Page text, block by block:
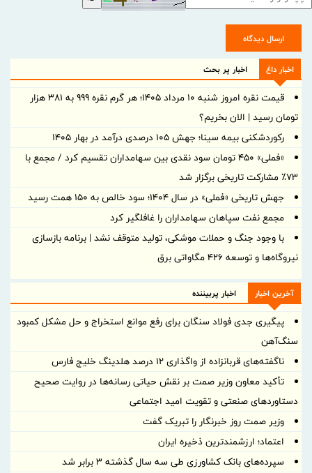
ارسال دیدگاه
اخبار داغ اخبار پر بحث
قیمت نقره امروز شنبه ۱۰ مرداد ۱۴۰۵؛ هر گرم نقره ۹۹۹ به ۳۸۱ هزار
تومان رسید | الان بخریم؟
رکوردشکنی بیمه سینا؛ جهش 105 درصدی درآمد در بهار 1405
«فملی» ۴۵۰ تومان سود نقدی بین سهامداران تقسیم کرد / مجمع با
۷۳٪ مشارکت تاریخی برگزار شد
جهش تاریخی «فملی» در سال ۱۴۰۴؛ سود خالص به ۱۵۰ همت رسید
مجمع نفت سپاهان سهامداران را غافلگیر کرد
با وجود جنگ و حملات موشکی، تولید متوقف نشد | برنامه بازسازی
نیروگاه‌ها و توسعه ۴۲۶ مگاواتی برق
آخرین اخبار اخبار پربیننده
پیگیری جدی فولاد سنگان برای رفع موانع استخراج و حل مشکل کمبود
سنگ‌آهن
ناگفته‌های قربانزاده از واگذاری ۱۲ درصد هلدینگ خلیج فارس
تأکید معاون وزیر صمت بر نقش حیاتی رسانه‌ها در روایت صحیح
دستاوردهای صنعتی و تقویت امید اجتماعی
وزیر صمت روز خبرنگار را تبریک گفت
اعتماد؛ ارزشمندترین ذخیره ایران
سپرده‌های بانک کشاورزی طی سه سال گذشته ۳ برابر شد